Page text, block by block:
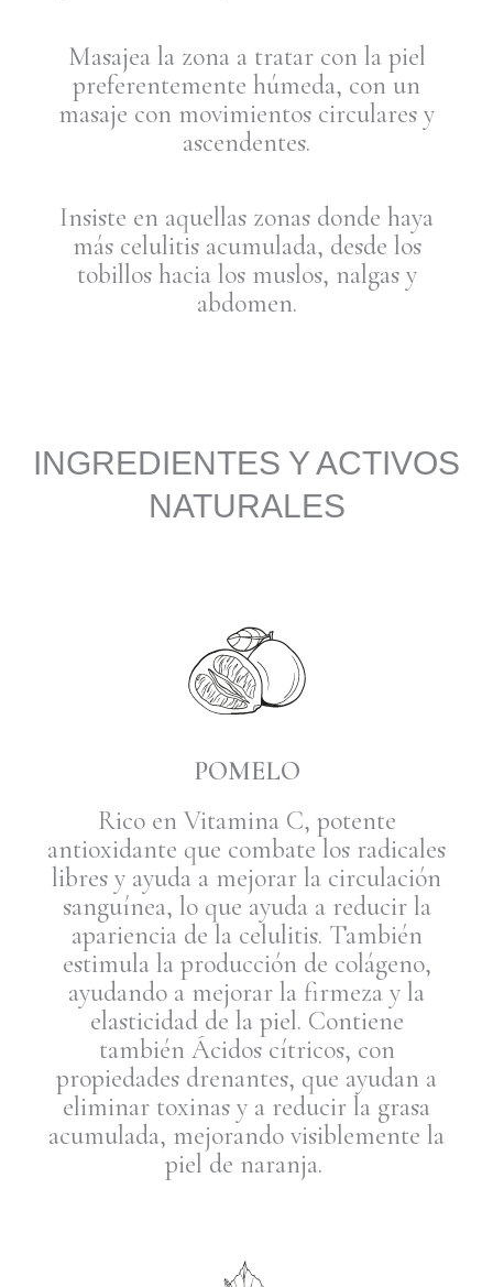
Masajea la zona a tratar con la piel
preferentemente húmeda, con un
masaje con movimientos circulares y
ascendentes.
Insiste en aquellas zonas donde haya
más celulitis acumulada, desde los
tobillos hacia los muslos, nalgas y
abdomen.
INGREDIENTES Y ACTIVOS
NATURALES
POMELO
Rico en Vitamina C, potente
antioxidante que combate los radicales
libres y ayuda a mejorar la circulación
sanguínea, lo que ayuda a reducir la
apariencia de la celulitis. También
estimula la producción de colágeno,
ayudando a mejorar la firmeza y la
elasticidad de la piel. Contiene
también Ácidos cítricos, con
propiedades drenantes, que ayudan a
eliminar toxinas y a reducir la grasa
acumulada, mejorando visiblemente la
piel de naranja.